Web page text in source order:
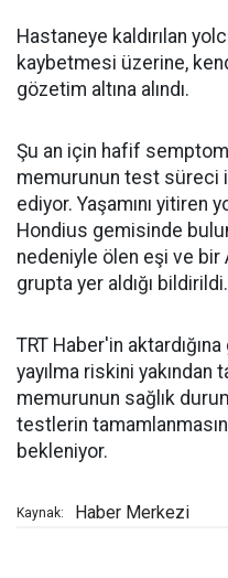
Hastaneye kaldırılan
kaybetmesi üzerine,
gözetim altına alındı.
Şu an için hafif
memurunun test süreci
ediyor. Yaşamını yitiren
Hondius gemisinde
nedeniyle ölen eşi ve bir
grupta yer aldığı bildirildi.
TRT Haber'in
yayılma riskini yakından
memurunun sağlık
testlerin
bekleniyor.
Kaynak: Haber Merkezi